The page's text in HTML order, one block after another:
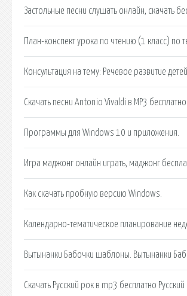
Застольные песни слушать онлайн, скачать
План-конспект урока по чтению (1 класс) по
Консультация на тему: Речевое развитие
Скачать песни Antonio Vivaldi в MP3 бесплатно.
Программы для Windows 10 и приложения.
Игра маджонг онлайн играть, маджонг
Как скачать пробную версию Windows.
Календарно-тематическое планирование
Вытынанки Бабочки шаблоны. Вытынанки
Скачать Русский рок в mp3 бесплатно